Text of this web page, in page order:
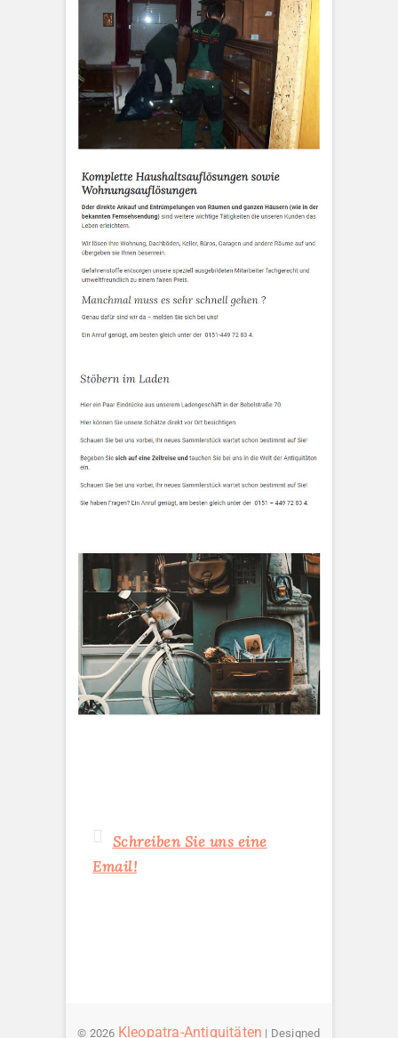
Schreiben Sie uns eine
Email!
© 2026 Kleopatra-Antiquitäten | Designed